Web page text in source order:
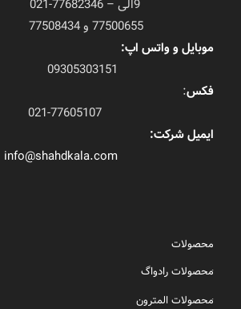
موبایل و واتس اپ:
فکس:
ایمیل شرکت:
info@shahdkala.com
محصولات
محصولات رادواگ
محصولات المترون